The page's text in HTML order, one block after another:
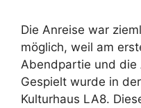
Die Anreise war
möglich, weil am
Abendpartie und die
Gespielt wurde in
Kulturhaus LA8.